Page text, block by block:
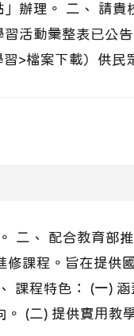
辦理。 二、 請
活動彙整表已公告
>檔案下載）供民
、 配合教育部
課程。旨在提供
課程特色： (一)
(二) 提供實用教